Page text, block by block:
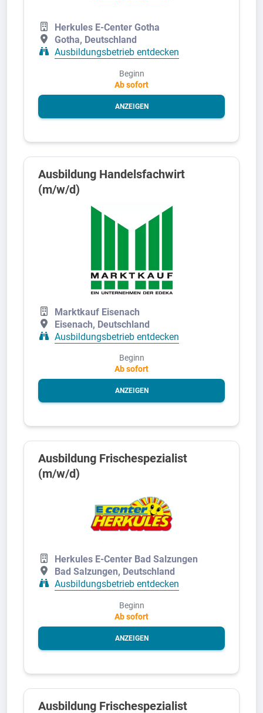
Herkules E-Center Gotha
Gotha, Deutschland
Ausbildungsbetrieb entdecken
Beginn
Ab sofort
ANZEIGEN
Ausbildung Handelsfachwirt
(m/w/d)
Marktkauf Eisenach
Eisenach, Deutschland
Ausbildungsbetrieb entdecken
Beginn
Ab sofort
ANZEIGEN
Ausbildung Frischespezialist
(m/w/d)
Herkules E-Center Bad Salzungen
Bad Salzungen, Deutschland
Ausbildungsbetrieb entdecken
Beginn
Ab sofort
ANZEIGEN
Ausbildung Frischespezialist